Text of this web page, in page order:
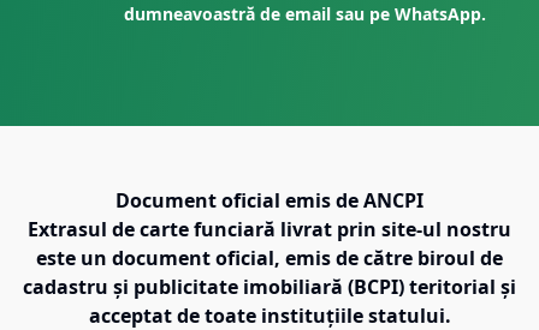
dumneavoastră de email sau pe WhatsApp.
Document oficial emis de ANCPI
Extrasul de carte funciară livrat prin site-ul nostru
este un document oficial, emis de către biroul de
cadastru și publicitate imobiliară (BCPI) teritorial și
acceptat de toate instituțiile statului.